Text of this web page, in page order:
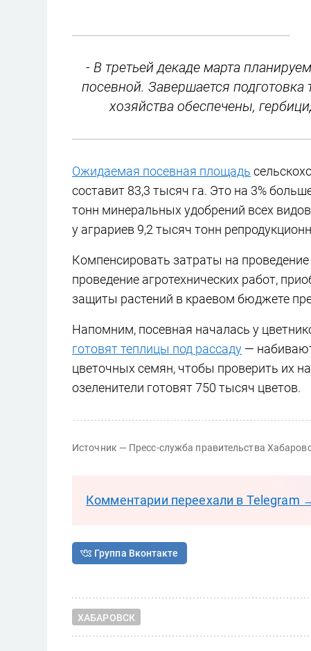
- В третьей декаде марта
посевной. Завершается
хозяйства обеспечены,
Ожидаемая посевная площадь
составит 83,3 тысяч га. Это на 3%
тонн минеральных удобрений всех
у аграриев 9,2 тысяч тонн
Компенсировать затраты на
проведение агротехнических работ,
защиты растений в краевом бюджете
Напомним, посевная началась у
готовят теплицы под рассаду —
цветочных семян, чтобы проверить их
озеленители готовят 750 тысяч цветов.
Источник — Пресс-служба правительства
Комментарии переехали в Telegram
Группа Вконтакте
ХАБАРОВСК